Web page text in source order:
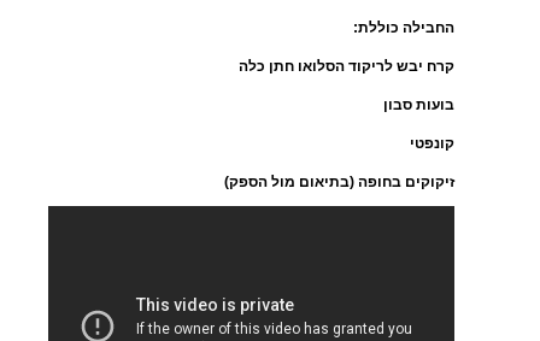
החבילה כוללת:
קרח יבש לריקוד הסלואו חתן כלה
בועות סבון
קונפטי
זיקוקים בחופה (בתיאום מול הספק)